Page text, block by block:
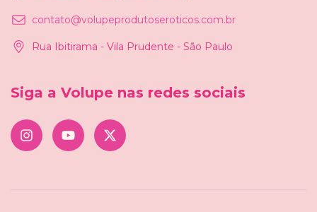
contato@volupeprodutoseroticos.com.br
Rua Ibitirama - Vila Prudente - São Paulo
Siga a Volupe nas redes sociais